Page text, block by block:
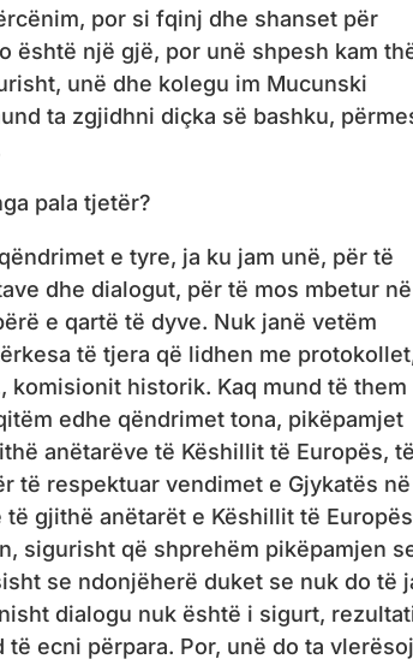
por si fqinj dhe shanset për
është një gjë, por unë shpesh kam
unë dhe kolegu im Mucunski
ta zgjidhni diçka së bashku,
pala tjetër?
e tyre, ja ku jam unë, për të
dhe dialogut, për të mos mbetur në
e qartë të dyve. Nuk janë vetëm
të tjera që lidhen me
historik. Kaq mund të them
edhe qëndrimet tona, pikëpamjet
anëtarëve të Këshillit të Europës, të
të respektuar vendimet e Gjykatës në
gjithë anëtarët e Këshillit të Europës
sigurisht që shprehëm pikëpamjen
se ndonjëherë duket se nuk do të
dialogu nuk është i sigurt,
ecni përpara. Por, unë do ta